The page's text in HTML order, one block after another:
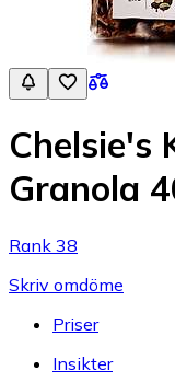
Chelsie's
Granola
Rank 38
Skriv omdöme
Priser
Insikter